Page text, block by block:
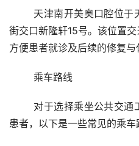
街交口新隆轩15号。该位置交
方便患者就诊及后续的修复与
	乘车路线
患者，以下是一些常见的乘车